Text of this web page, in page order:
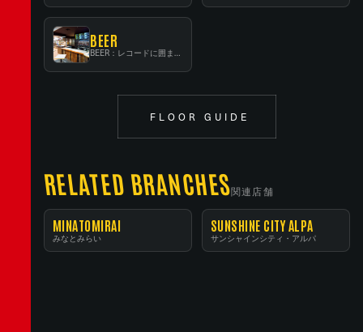
BEER
FLOOR GUIDE
RELATED BRANCHES関連店舗
MINATOMIRAI
みなとみらい
SUNSHINE CITY ALPA
サンシャインシティ・アルパ